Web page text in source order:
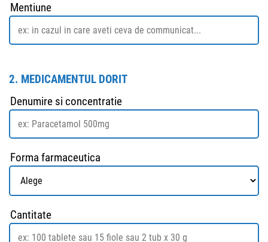
Mentiune
2. MEDICAMENTUL DORIT
Denumire si concentratie
Forma farmaceutica
Cantitate